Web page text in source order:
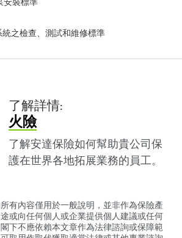
安裝標準
之檢查、測試和維修標準
了解詳情:
火險
了解安達保險如何幫助貴公司保
護在世界各地拓展業務的員工。
有內容僅用於一般說明，並非作為保險產
或向任何個人或企業提供個人建議或任何
下不應依賴本文章作為法律諮詢或保障範